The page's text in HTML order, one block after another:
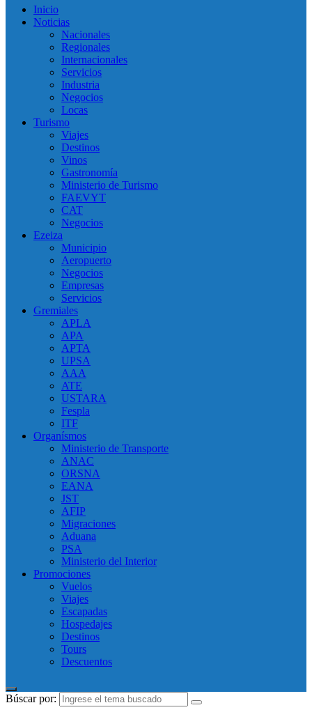
Inicio
Noticias
Nacionales
Regionales
Internacionales
Servicios
Industria
Negocios
Locas
Turismo
Viajes
Destinos
Vinos
Gastronomía
Ministerio de Turismo
FAEVYT
CAT
Negocios
Ezeiza
Municipio
Aeropuerto
Negocios
Empresas
Servicios
Gremiales
APLA
APA
APTA
UPSA
AAA
ATE
USTARA
Fespla
ITF
Organísmos
Ministerio de Transporte
ANAC
ORSNA
EANA
JST
AFIP
Migraciones
Aduana
PSA
Ministerio del Interior
Promociones
Vuelos
Viajes
Escapadas
Hospedajes
Destinos
Tours
Descuentos
Búscar por: